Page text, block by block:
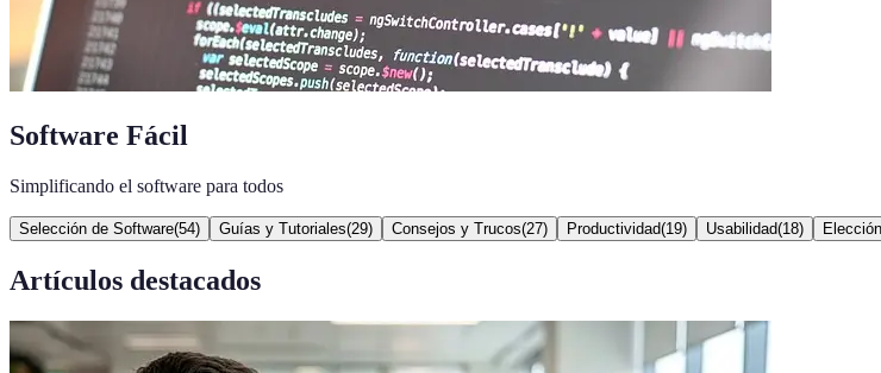
Software Fácil
Simplificando el software para todos
Selección de Software(54) Guías y Tutoriales(29) Consejos y Trucos(27) Productividad(19) Usabilidad(18)
Artículos destacados